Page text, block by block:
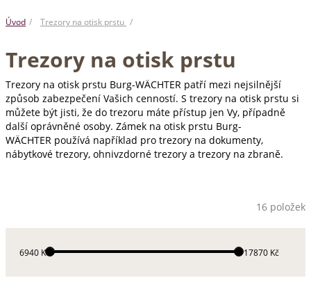
Úvod Trezory na otisk prstu
Trezory na otisk prstu
Trezory na otisk prstu Burg-WÄCHTER patří mezi nejsilnější
způsob zabezpečení Vašich cenností. S trezory na otisk prstu si
můžete být jisti, že do trezoru máte přístup jen Vy, případně
další oprávněné osoby. Zámek na otisk prstu Burg-
WÄCHTER používá například pro trezory na dokumenty,
nábytkové trezory, ohnivzdorné trezory a trezory na zbraně.
16 položek
6940 Kč 117870 Kč